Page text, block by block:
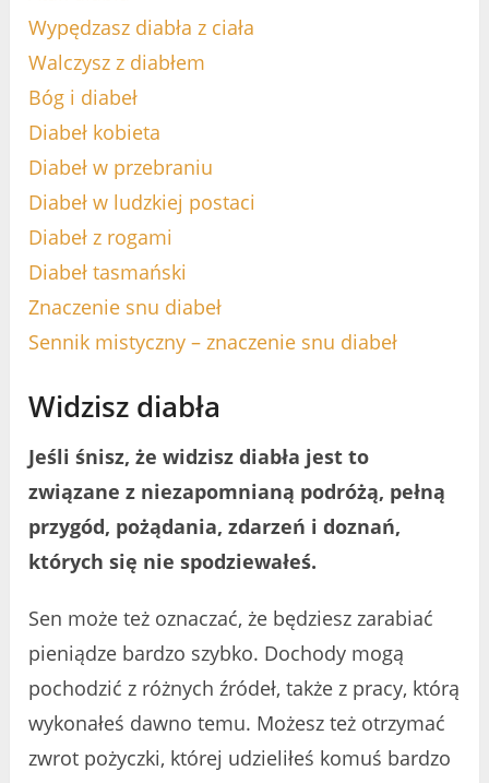
Wypędzasz diabła z ciała
Walczysz z diabłem
Bóg i diabeł
Diabeł kobieta
Diabeł w przebraniu
Diabeł w ludzkiej postaci
Diabeł z rogami
Diabeł tasmański
Znaczenie snu diabeł
Sennik mistyczny – znaczenie snu diabeł
Widzisz diabła
Jeśli śnisz, że widzisz diabła jest to
związane z niezapomnianą podróżą, pełną
przygód, pożądania, zdarzeń i doznań,
których się nie spodziewałeś.
Sen może też oznaczać, że będziesz zarabiać
pieniądze bardzo szybko. Dochody mogą
pochodzić z różnych źródeł, także z pracy, którą
wykonałeś dawno temu. Możesz też otrzymać
zwrot pożyczki, której udzieliłeś komuś bardzo